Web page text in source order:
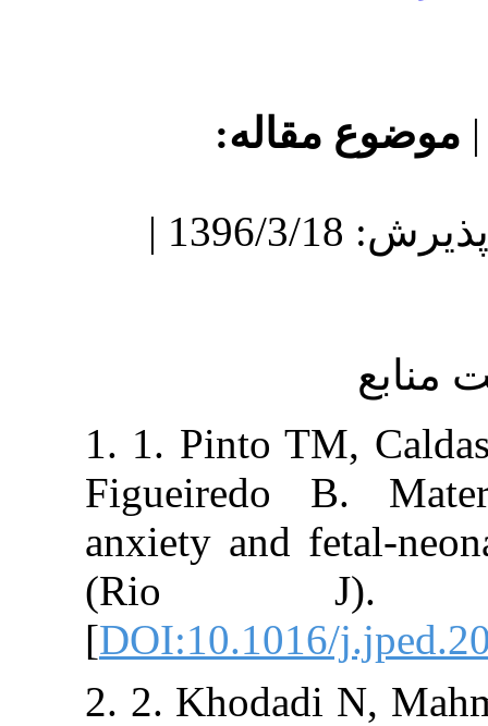
مقاله:
دریافت: 1395/12/25 | پذیرش: 1396/3/18 |
1. 1. Pinto TM,
Figueiredo
anxiety and
(Rio J).
[DOI:10.1016/
2. 2. Khodadi